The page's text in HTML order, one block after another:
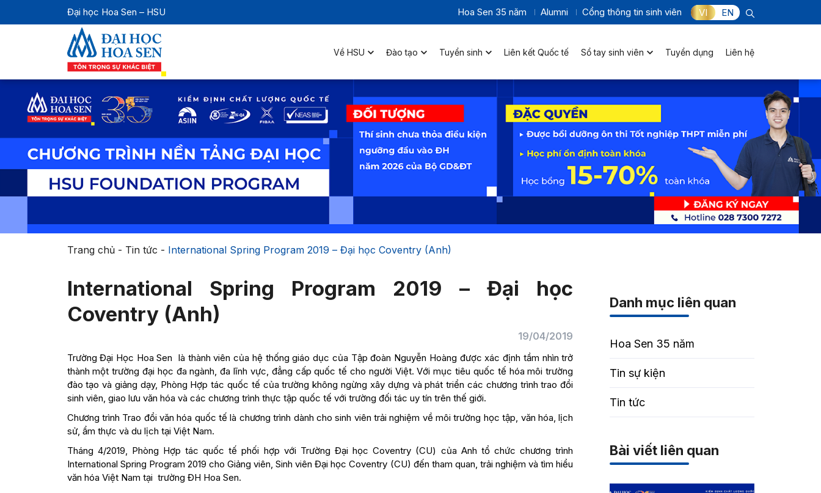
Đại học Hoa Sen – HSU Hoa Sen 35 năm Alumni Cổng thông tin sinh viên VI EN
Về HSU Đào tạo Tuyển sinh Liên kết Quốc tế Sổ tay sinh viên Tuyển dụng Liên hệ
Trang chủ- Tin tức - International Spring Program 2019 – Đại học Coventry (Anh)
International Spring Program 2019 – Đại học
Coventry (Anh)
19/04/2019
Trường Đại Học Hoa Sen là thành viên của hệ thống giáo dục của Tập đoàn Nguyễn Hoàng được xác định tầm nhìn trở
thành một trường đại học đa ngành, đa lĩnh vực, đẳng cấp quốc tế cho người Việt. Với mục tiêu quốc tế hóa môi trường
đào tạo và giảng dạy, Phòng Hợp tác quốc tế của trường không ngừng xây dựng và phát triển các chương trình trao đổi
sinh viên, giao lưu văn hóa và các chương trình thực tập quốc tế với trường đối tác uy tín trên thế giới.
Chương trình Trao đổi văn hóa quốc tế là chương trình dành cho sinh viên trải nghiệm về môi trường học tập, văn hóa, lịch
sử, ẩm thực và du lịch tại Việt Nam.
Tháng 4/2019, Phòng Hợp tác quốc tế phối hợp với Trường Đại học Coventry (CU) của Anh tổ chức chương trình
International Spring Program 2019 cho Giảng viên, Sinh viên Đại học Coventry (CU) đến tham quan, trải nghiệm và tìm hiểu
văn hóa Việt Nam tại trường ĐH Hoa Sen.
Danh mục liên quan
Hoa Sen 35 năm
Tin sự kiện
Tin tức
Bài viết liên quan